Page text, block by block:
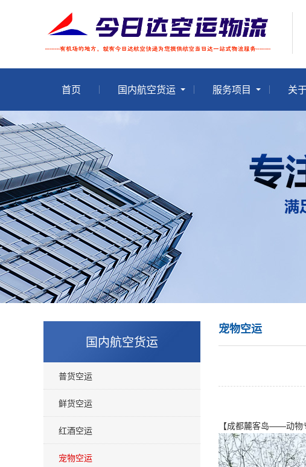
首页 国内航空货运 服务项目 关
国内航空货运
普货空运
鲜货空运
红酒空运
宠物空运
宠物空运
【成都麓客岛——动物